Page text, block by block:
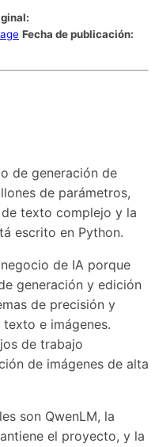
Fecha de publicación:
de generación de
de parámetros,
texto complejo y la
escrito en Python.
de IA porque
generación y edición
de precisión y
e imágenes.
de trabajo
de imágenes de alta
son QwenLM, la
el proyecto, y la